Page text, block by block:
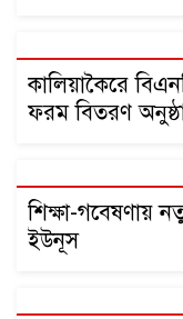
কালিয়াকৈরে
ফরম বিতরণ
শিক্ষা-গবেষণায়
ইউনূস